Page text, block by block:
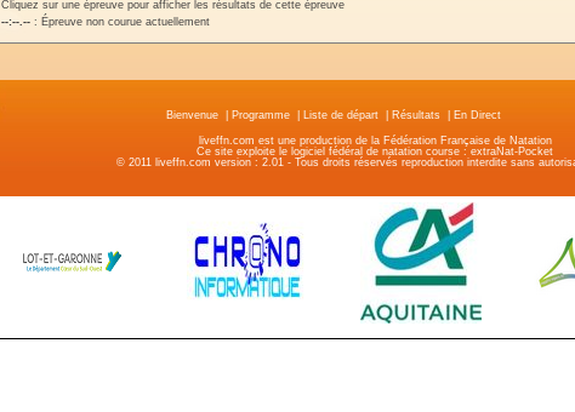
Cliquez sur une épreuve pour afficher les résultats de cette épreuve
--:--.--: Épreuve non courue actuellement
Bienvenue Programme Liste de départ Résultats En Direct
liveffn.com est une production de la Fédération Française de Natation
Ce site exploite le logiciel fédéral de natation course : extraNat-Pocket
© 2011 liveffn.com version : 2.01 - Tous droits réservés reproduction interdite sans